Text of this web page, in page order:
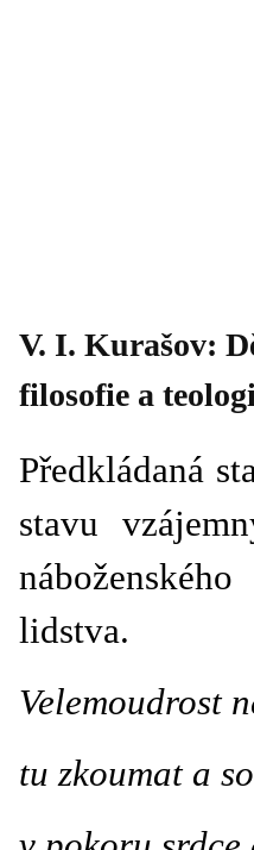
V. I. Kurašov:
filosofie a
Předkládaná
stavu
lidstva.
Velemoudrost
tu zkoumat a